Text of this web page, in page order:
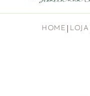
HOME LOJA